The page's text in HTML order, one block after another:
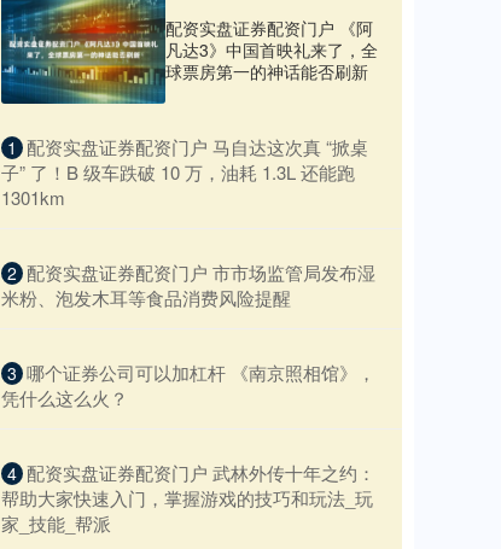
配资实盘证券配资门户 《阿
凡达3》中国首映礼来了，全
球票房第一的神话能否刷新
1 ​配资实盘证券配资门户 马自达这次真 “掀桌
子” 了！B 级车跌破 10 万，油耗 1.3L 还能跑
1301km​
2 ​配资实盘证券配资门户 市市场监管局发布湿
米粉、泡发木耳等食品消费风险提醒
3 ​哪个证券公司可以加杠杆 《南京照相馆》，
凭什么这么火？
4 ​配资实盘证券配资门户 武林外传十年之约：
帮助大家快速入门，掌握游戏的技巧和玩法_玩
家_技能_帮派